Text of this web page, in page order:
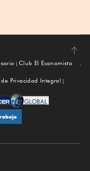
Subir
Club El Economista
Privacidad Integral